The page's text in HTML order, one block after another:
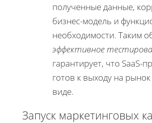
полученные данные,
бизнес-модель и
необходимости. Таким
эффективное
гарантирует, что SaaS-
готов к выходу на
виде.
Запуск маркетинговых